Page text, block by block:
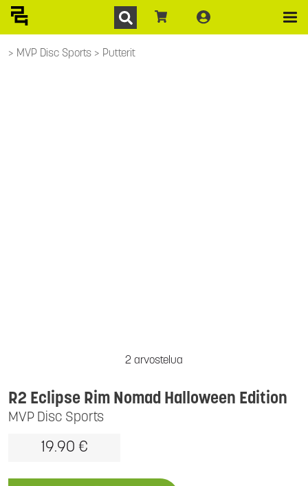
MVP Disc Sports Putterit
2 arvostelua
MVP Disc Sports
R2 Eclipse Rim Nomad Halloween Edition
19.90 €